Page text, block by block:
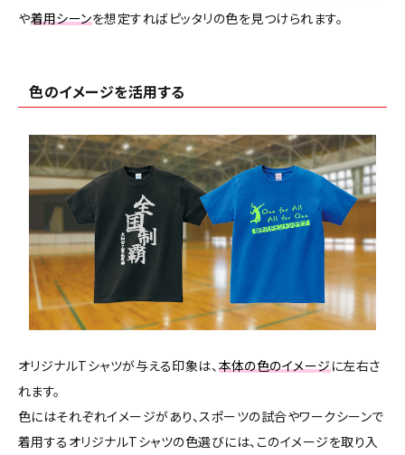
や着用シーンを想定すればピッタリの色を見つけられます。
色のイメージを活用する
オリジナルTシャツが与える印象は、 本体の色のイメージに左右さ
れます。
色にはそれぞれイメージがあり、スポーツの試合やワークシーンで
着用するオリジナルTシャツの色選びには、このイメージを取り入